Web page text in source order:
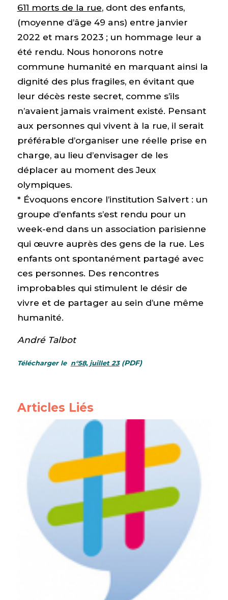
611 morts de la rue, dont des enfants,
(moyenne d’âge 49 ans) entre janvier
2022 et mars 2023 ; un hommage leur a
été rendu. Nous honorons notre
commune humanité en marquant ainsi la
dignité des plus fragiles, en évitant que
leur décès reste secret, comme s’ils
n’avaient jamais vraiment existé. Pensant
aux personnes qui vivent à la rue, il serait
préférable d’organiser une réelle prise en
charge, au lieu d’envisager de les
déplacer au moment des Jeux
olympiques.
* Évoquons encore l’institution Salvert : un
groupe d’enfants s’est rendu pour un
week-end dans un association parisienne
qui œuvre auprès des gens de la rue. Les
enfants ont spontanément partagé avec
ces personnes. Des rencontres
improbables qui stimulent le désir de
vivre et de partager au sein d’une même
humanité.
André Talbot
Télécharger le n°58, juillet 23(PDF)
Articles Liés